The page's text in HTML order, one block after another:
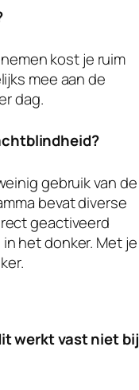
kost je ruim
mee aan de
dag.
gebruik van de
bevat diverse
geactiveerd
het donker. Met je
werkt vast niet bij